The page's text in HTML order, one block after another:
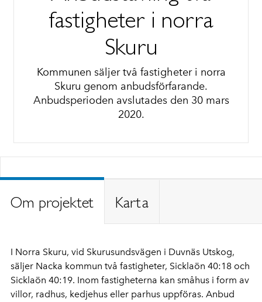
fastigheter i norra
Skuru
Kommunen säljer två fastigheter i norra
Skuru genom anbudsförfarande.
Anbudsperioden avslutades den 30 mars
2020.
Om projektet Karta
I Norra Skuru, vid Skurusundsvägen i Duvnäs Utskog,
säljer Nacka kommun två fastigheter, Sicklaön 40:18 och
Sicklaön 40:19. Inom fastigheterna kan småhus i form av
villor, radhus, kedjehus eller parhus uppföras. Anbud